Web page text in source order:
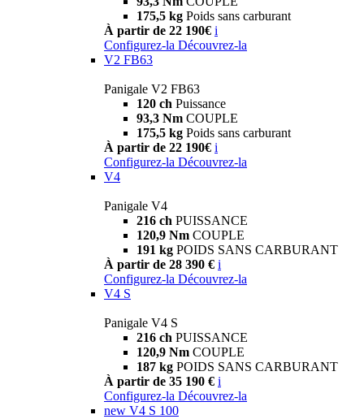
175,5 kg Poids sans carburant
À partir de 22 190€ i
Configurez-la Découvrez-la
V2 FB63
Panigale V2 FB63
120 ch Puissance
93,3 Nm COUPLE
175,5 kg Poids sans carburant
À partir de 22 190€ i
Configurez-la Découvrez-la
V4
Panigale V4
216 ch PUISSANCE
120,9 Nm COUPLE
191 kg POIDS SANS CARBURANT
À partir de 28 390 € i
Configurez-la Découvrez-la
V4 S
Panigale V4 S
216 ch PUISSANCE
120,9 Nm COUPLE
187 kg POIDS SANS CARBURANT
À partir de 35 190 € i
Configurez-la Découvrez-la
new V4 S 100